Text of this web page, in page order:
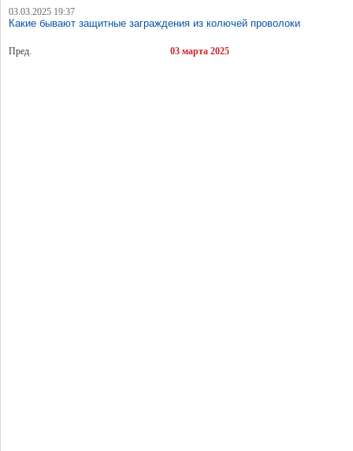
03.03.2025 19:37
Какие бывают защитные заграждения из колючей проволоки
Пред. 03 марта 2025